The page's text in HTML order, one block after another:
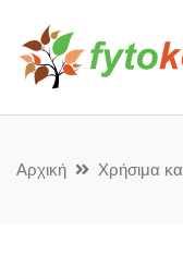
Αρχική Χρήσιμα